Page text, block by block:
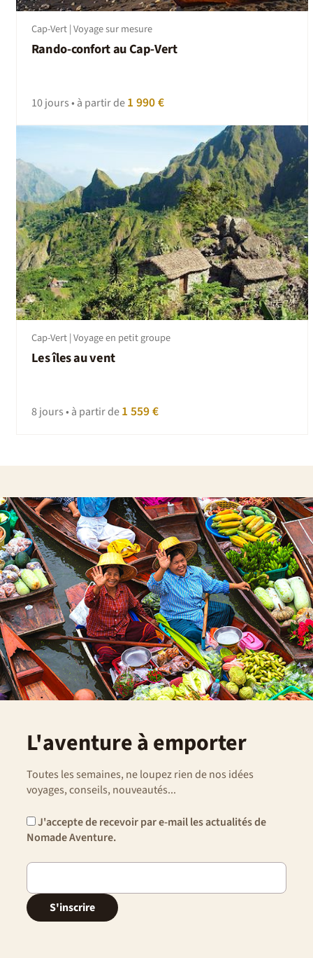
Cap-Vert | Voyage sur mesure
Rando-confort au Cap-Vert
10 jours • à partir de1 990 €
Cap-Vert | Voyage en petit groupe
Les îles au vent
8 jours • à partir de1 559 €
L'aventure à emporter
Toutes les semaines, ne loupez rien de nos idées
voyages, conseils, nouveautés...
J'accepte de recevoir par e-mail les actualités de
Nomade Aventure.
S'inscrire